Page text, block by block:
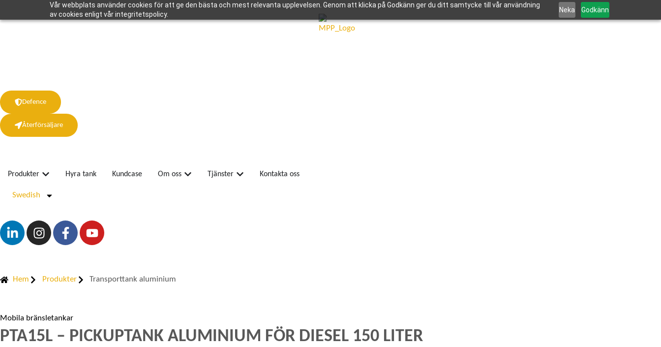
Vår webbplats använder cookies för att ge den bästa och mest relevanta upplevelsen. Genom att klicka på Godkänn ger du ditt samtycke till vår användning
av cookies enligt vår integritetspolicy.
Neka Godkänn
Defence
Återförsäljare
Produkter Hyra tank Kundcase Om oss Tjänster Kontakta oss
Swedish
Hem Produkter Transporttank aluminium
Mobila bränsletankar
PTA15L – PICKUPTANK ALUMINIUM FÖR DIESEL 150 LITER